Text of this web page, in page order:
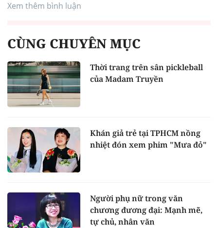
Xem thêm bình luận
CÙNG CHUYÊN MỤC
Thời trang trên sân pickleball
của Madam Truyền
Khán giả trẻ tại TPHCM nồng
nhiệt đón xem phim "Mưa đỏ"
Người phụ nữ trong văn
chương đương đại: Mạnh mẽ,
tự chủ, nhân văn